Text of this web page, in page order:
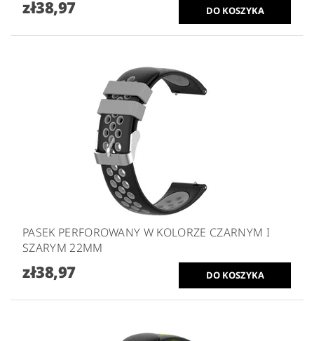
zł38,97
PASEK PERFOROWANY W KOLORZE CZARNYM I
SZARYM 22MM
zł38,97